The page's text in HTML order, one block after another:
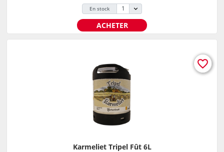
En stock
ACHETER
Karmeliet Tripel Fût 6L
favorite_border